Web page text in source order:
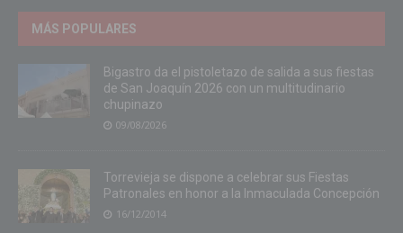
MÁS POPULARES
Bigastro da el pistoletazo de salida a sus fiestas
de San Joaquín 2026 con un multitudinario
chupinazo
09/08/2026
Torrevieja se dispone a celebrar sus Fiestas
Patronales en honor a la Inmaculada Concepción
16/12/2014